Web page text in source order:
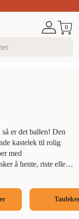
0
er det ballen! Den
kastelek til rolig
med
å hente, riste eller
kommer også med
ekstra spennende.